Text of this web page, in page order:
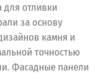
для отливки
за основу
камня и
точностью
Фасадные панели